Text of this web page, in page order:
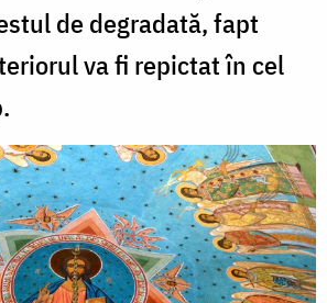
de degradată, fapt
va fi repictat în cel